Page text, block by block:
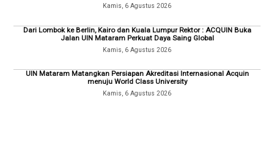
Kamis, 6 Agustus 2026
Dari Lombok ke Berlin, Kairo dan Kuala Lumpur Rektor : ACQUIN Buka
Jalan UIN Mataram Perkuat Daya Saing Global
Kamis, 6 Agustus 2026
UIN Mataram Matangkan Persiapan Akreditasi Internasional Acquin
menuju World Class University
Kamis, 6 Agustus 2026